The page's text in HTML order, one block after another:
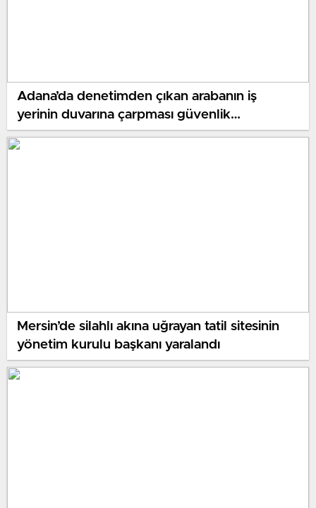
Adana’da denetimden çıkan arabanın iş
yerinin duvarına çarpması güvenlik
kamerasında
Mersin’de silahlı akına uğrayan tatil sitesinin
yönetim kurulu başkanı yaralandı